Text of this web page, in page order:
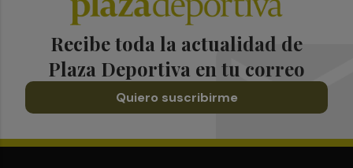
Recibe toda la actualidad de
Plaza Deportiva en tu correo
Quiero suscribirme